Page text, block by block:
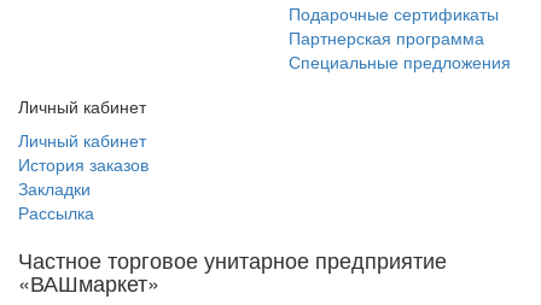
Подарочные сертификаты
Партнерская программа
Специальные предложения
Личный кабинет
Личный кабинет
История заказов
Закладки
Рассылка
Частное торговое унитарное предприятие
«ВАШмаркет»